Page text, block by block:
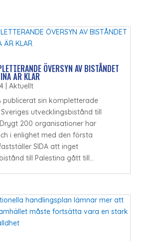
ÖVERSYN AV BISTÅNDET
ÄR KLAR
| Aktuellt
publicerat sin kompletterade
utvecklingsbistånd till
200 organisationer har
i enlighet med den första
SIDA att inget
till Palestina gått till...